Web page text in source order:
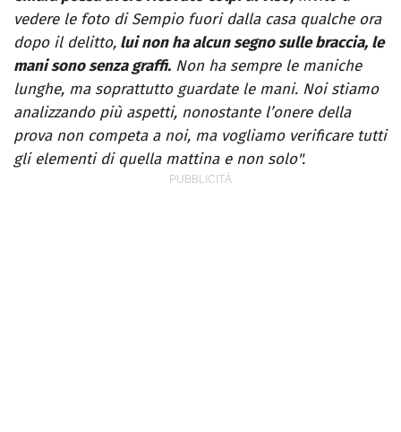
vedere le foto di Sempio fuori dalla casa qualche ora
dopo il delitto, lui non ha alcun segno sulle braccia, le
mani sono senza graffi. Non ha sempre le maniche
lunghe, ma soprattutto guardate le mani. Noi stiamo
analizzando più aspetti, nonostante l’onere della
prova non competa a noi, ma vogliamo verificare tutti
gli elementi di quella mattina e non solo".